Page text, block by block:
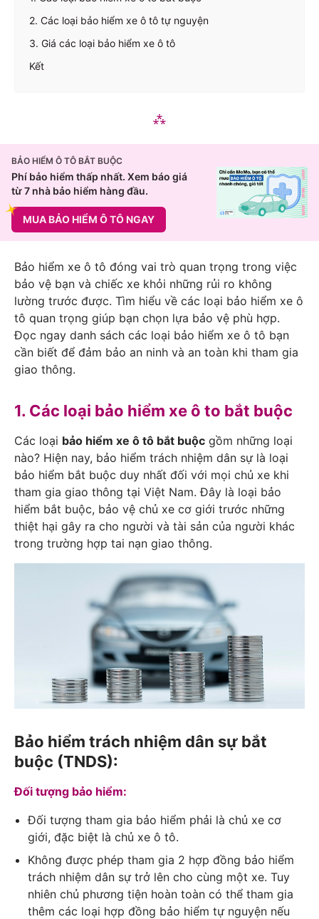
2. Các loại bảo hiểm xe ô tô tự nguyện
3. Giá các loại bảo hiểm xe ô tô
Kết
BẢO HIỂM Ô TÔ BẮT BUỘC
Phí bảo hiểm thấp nhất. Xem báo giá
từ 7 nhà bảo hiểm hàng đầu.
MUA BẢO HIỂM Ô TÔ NGAY
Bảo hiểm xe ô tô đóng vai trò quan trọng trong việc
bảo vệ bạn và chiếc xe khỏi những rủi ro không
lường trước được. Tìm hiểu về các loại bảo hiểm xe ô
tô quan trọng giúp bạn chọn lựa bảo vệ phù hợp.
Đọc ngay danh sách các loại bảo hiểm xe ô tô bạn
cần biết để đảm bảo an ninh và an toàn khi tham gia
giao thông.
1. Các loại bảo hiểm xe ô to bắt buộc
Các loại bảo hiểm xe ô tô bắt buộc gồm những loại
nào? Hiện nay, bảo hiểm trách nhiệm dân sự là loại
bảo hiểm bắt buộc duy nhất đối với mọi chủ xe khi
tham gia giao thông tại Việt Nam. Đây là loại bảo
hiểm bắt buộc, bảo vệ chủ xe cơ giới trước những
thiệt hại gây ra cho người và tài sản của người khác
trong trường hợp tai nạn giao thông.
Bảo hiểm trách nhiệm dân sự bắt
buộc (TNDS):
Đối tượng bảo hiểm:
Đối tượng tham gia bảo hiểm phải là chủ xe cơ
giới, đặc biệt là chủ xe ô tô.
Không được phép tham gia 2 hợp đồng bảo hiểm
trách nhiệm dân sự trở lên cho cùng một xe. Tuy
nhiên chủ phương tiện hoàn toàn có thể tham gia
thêm các loại hợp đồng bảo hiểm tự nguyện nếu